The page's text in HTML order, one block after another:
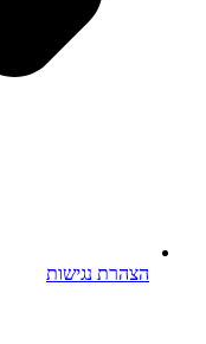
הצהרת נגישות